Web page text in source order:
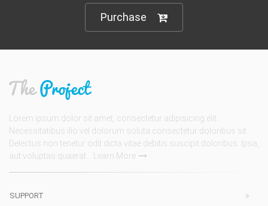
Purchase
Lorem ipsum dolor sit amet, consectetur adipisicing elit.
Necessitatibus illo vel dolorum soluta consectetur doloribus sit.
Delectus non tenetur odit dicta vitae debitis suscipit doloribus. Ipsa,
aut voluptas quaerat... Learn More
SUPPORT